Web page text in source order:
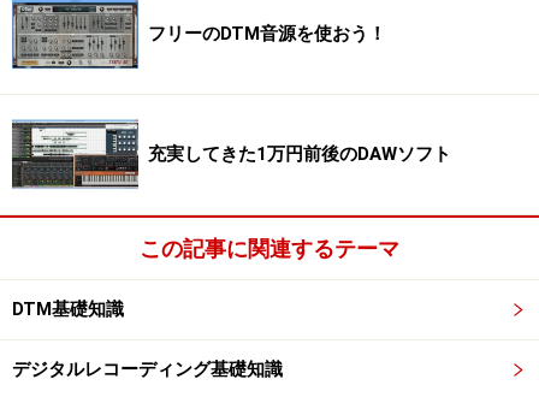
フリーのDTM音源を使おう！
充実してきた1万円前後のDAWソフト
この記事に関連するテーマ
DTM基礎知識
デジタルレコーディング基礎知識